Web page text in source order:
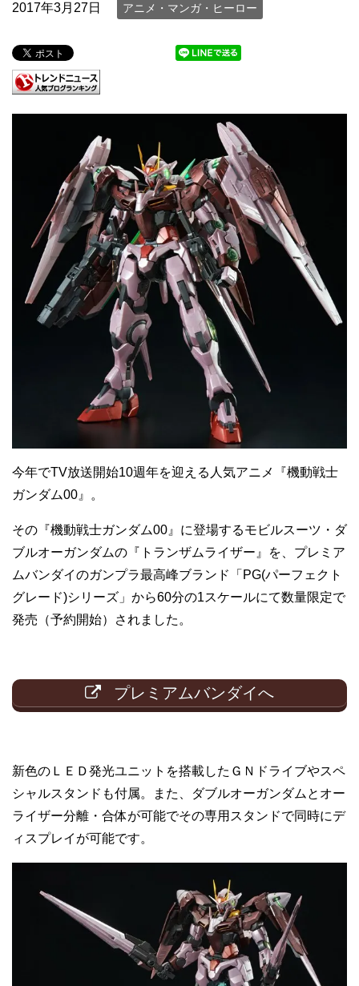
2017年3月27日 アニメ・マンガ・ヒーロー
今年でTV放送開始10週年を迎える人気アニメ『機動戦士
ガンダム00』。
その『機動戦士ガンダム00』に登場するモビルスーツ・ダ
ブルオーガンダムの『トランザムライザー』を、プレミア
ムバンダイのガンプラ最高峰ブランド「PG(パーフェクト
グレード)シリーズ」から60分の1スケールにて数量限定で
発売（予約開始）されました。
プレミアムバンダイへ
新色のＬＥＤ発光ユニットを搭載したＧＮドライブやスペ
シャルスタンドも付属。また、ダブルオーガンダムとオー
ライザー分離・合体が可能でその専用スタンドで同時にデ
ィスプレイが可能です。